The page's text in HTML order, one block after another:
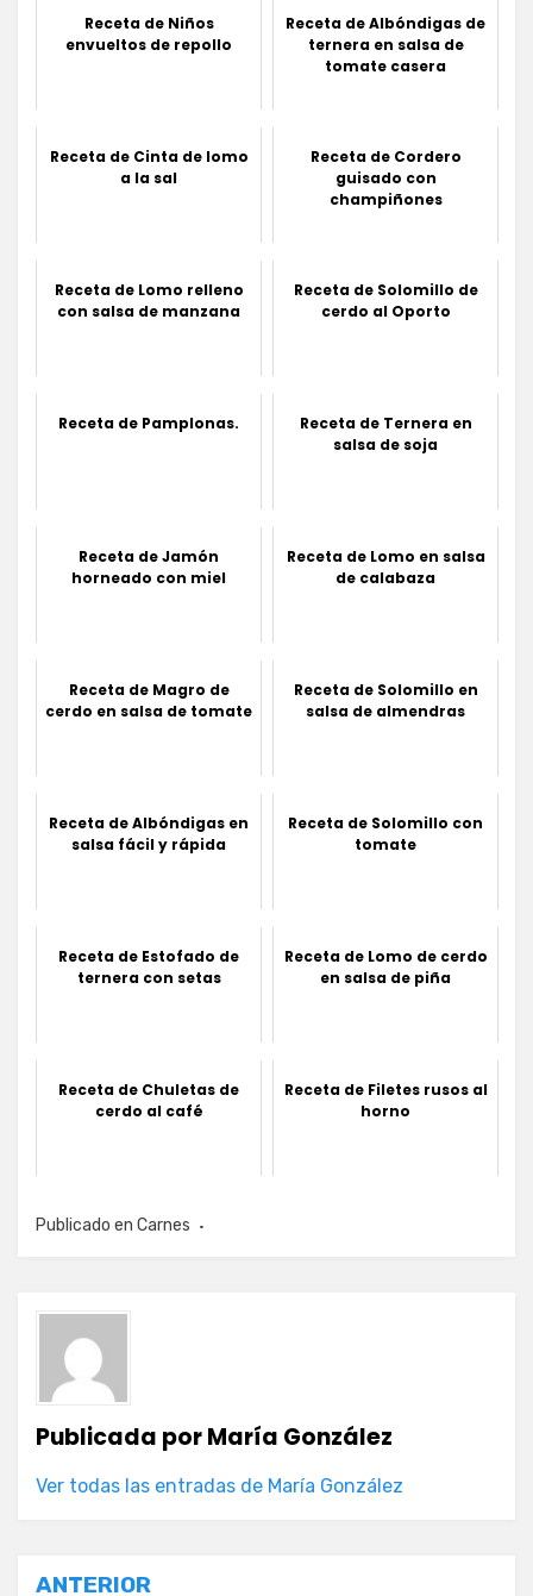
Receta de Niños
envueltos de repollo
Receta de Albóndigas de
ternera en salsa de
tomate casera
Receta de Cinta de lomo
a la sal
Receta de Cordero
guisado con
champiñones
Receta de Lomo relleno
con salsa de manzana
Receta de Solomillo de
cerdo al Oporto
Receta de Pamplonas.
Receta de Ternera en
salsa de soja
Receta de Jamón
horneado con miel
Receta de Lomo en salsa
de calabaza
Receta de Magro de
cerdo en salsa de tomate
Receta de Solomillo en
salsa de almendras
Receta de Albóndigas en
salsa fácil y rápida
Receta de Solomillo con
tomate
Receta de Estofado de
ternera con setas
Receta de Lomo de cerdo
en salsa de piña
Receta de Chuletas de
cerdo al café
Receta de Filetes rusos al
horno
Publicado en Carnes
Publicada porMaría González
Ver todas las entradas de María González
ANTERIOR